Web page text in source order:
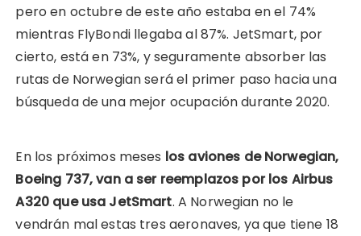
pero en octubre de este año estaba en el 74%
mientras FlyBondi llegaba al 87%. JetSmart, por
cierto, está en 73%, y seguramente absorber las
rutas de Norwegian será el primer paso hacia una
búsqueda de una mejor ocupación durante 2020.
En los próximos meses los aviones de Norwegian,
Boeing 737, van a ser reemplazos por los Airbus
A320 que usa JetSmart. A Norwegian no le
vendrán mal estas tres aeronaves, ya que tiene 18